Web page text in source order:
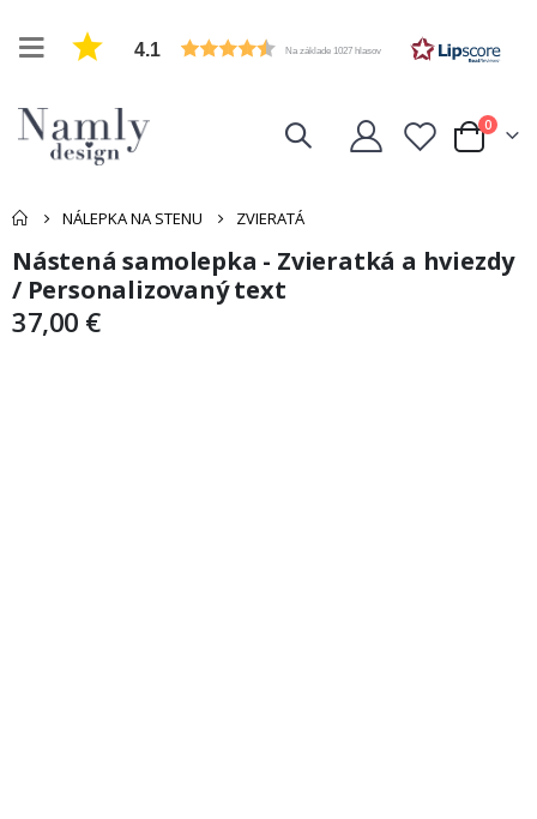
4.1 Na základe 1027 hlasov
Cart
0položky
NÁLEPKA NA STENU
ZVIERATÁ
Preskočiť
na
galérie
Preskočiť
na
galérie
Nástená samolepka - Zvieratká a hviezdy
/ Personalizovaný text
37,00 €